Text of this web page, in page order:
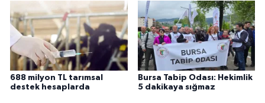
688 milyon TL tarımsal
destek hesaplarda
Bursa Tabip Odası: Hekimlik
5 dakikaya sığmaz